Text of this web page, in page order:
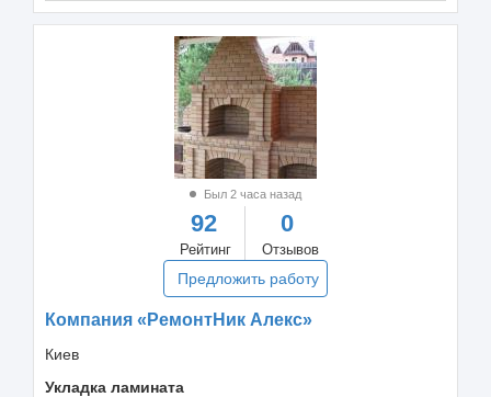
Был 2 часа назад
92
Рейтинг
0
Отзывов
Предложить работу
Компания «РемонтНик Алекс»
Киев
Укладка ламината